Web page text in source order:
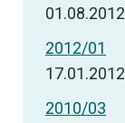
01.08.2012
2012/01
17.01.2012
2010/03